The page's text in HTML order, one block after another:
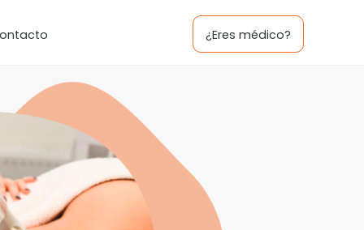
¿Eres médico?